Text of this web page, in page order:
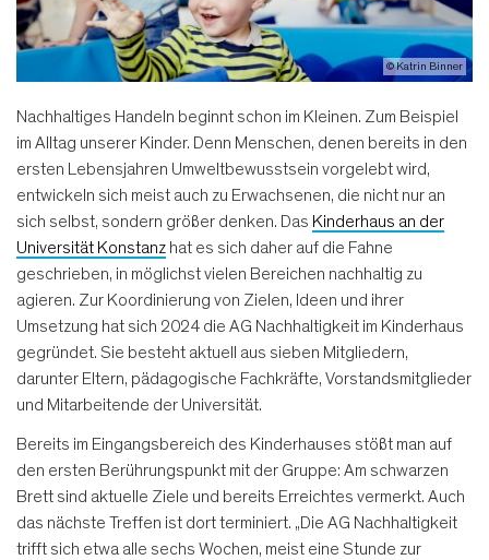
© Katrin Binner
Nachhaltiges Handeln beginnt schon im Kleinen. Zum Beispiel
im Alltag unserer Kinder. Denn Menschen, denen bereits in den
ersten Lebensjahren Umweltbewusstsein vorgelebt wird,
entwickeln sich meist auch zu Erwachsenen, die nicht nur an
sich selbst, sondern größer denken. Das Kinderhaus an der
Universität Konstanz hat es sich daher auf die Fahne
geschrieben, in möglichst vielen Bereichen nachhaltig zu
agieren. Zur Koordinierung von Zielen, Ideen und ihrer
Umsetzung hat sich 2024 die AG Nachhaltigkeit im Kinderhaus
gegründet. Sie besteht aktuell aus sieben Mitgliedern,
darunter Eltern, pädagogische Fachkräfte, Vorstandsmitglieder
und Mitarbeitende der Universität.
Bereits im Eingangsbereich des Kinderhauses stößt man auf
den ersten Berührungspunkt mit der Gruppe: Am schwarzen
Brett sind aktuelle Ziele und bereits Erreichtes vermerkt. Auch
das nächste Treffen ist dort terminiert. „Die AG Nachhaltigkeit
trifft sich etwa alle sechs Wochen, meist eine Stunde zur